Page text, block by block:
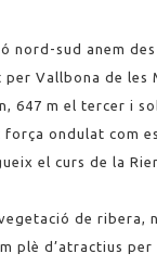
nord-sud anem
per Vallbona de les
647 m el tercer i
ondulat com
el curs de la
de ribera,
plè d’atractius